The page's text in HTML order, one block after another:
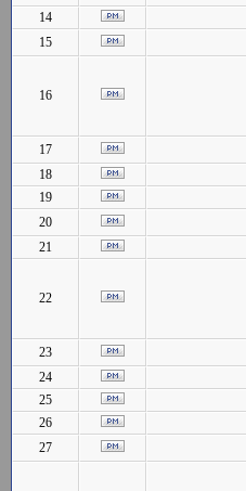
14
15
16
17
18
19
20
21
22
23
24
25
26
27